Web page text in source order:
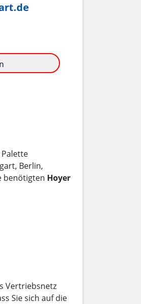
Berlin,
benötigten Hoyer
Vertriebsnetz
Sie sich auf die